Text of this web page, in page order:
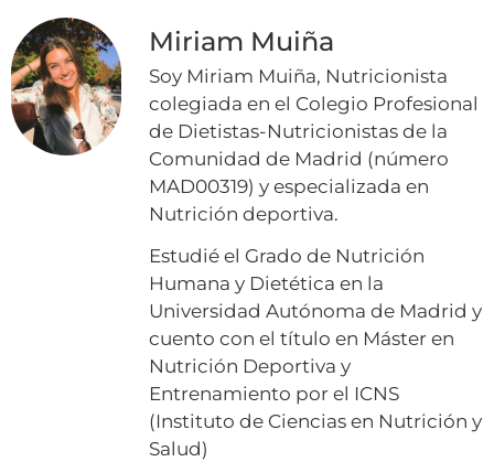
Miriam Muiña
Soy Miriam Muiña, Nutricionista
colegiada en el Colegio Profesional
de Dietistas-Nutricionistas de la
Comunidad de Madrid (número
MAD00319) y especializada en
Nutrición deportiva.
Estudié el Grado de Nutrición
Humana y Dietética en la
Universidad Autónoma de Madrid y
cuento con el título en Máster en
Nutrición Deportiva y
Entrenamiento por el ICNS
(Instituto de Ciencias en Nutrición y
Salud)